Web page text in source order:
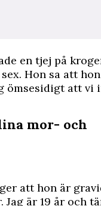
en tjej på
Hon sa att
ömsesidigt att vi
mor- och
att hon är
är 19 år och